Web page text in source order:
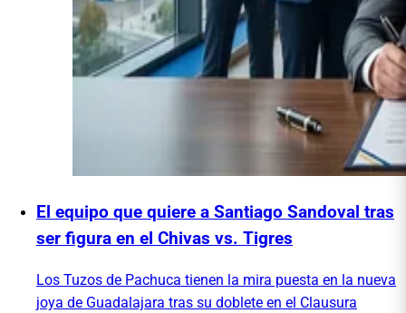
El equipo que quiere a Santiago Sandoval tras
ser figura en el Chivas vs. Tigres
Los Tuzos de Pachuca tienen la mira puesta en la nueva
joya de Guadalajara tras su doblete en el Clausura